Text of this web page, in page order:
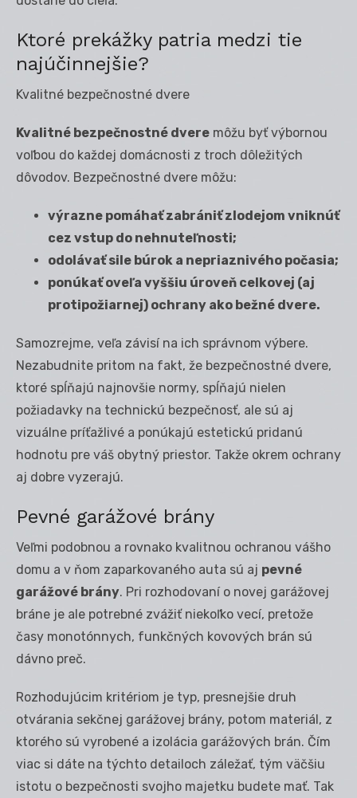
Ktoré prekážky patria medzi tie
najúčinnejšie?
Kvalitné bezpečnostné dvere
Kvalitné bezpečnostné dvere môžu byť výbornou
voľbou do každej domácnosti z troch dôležitých
dôvodov. Bezpečnostné dvere môžu:
výrazne pomáhať zabrániť zlodejom vniknúť
cez vstup do nehnuteľnosti;
odolávať sile búrok a nepriaznivého počasia;
ponúkať oveľa vyššiu úroveň celkovej (aj
protipožiarnej) ochrany ako bežné dvere.
Samozrejme, veľa závisí na ich správnom výbere.
Nezabudnite pritom na fakt, že bezpečnostné dvere,
ktoré spĺňajú najnovšie normy, spĺňajú nielen
požiadavky na technickú bezpečnosť, ale sú aj
vizuálne príťažlivé a ponúkajú estetickú pridanú
hodnotu pre váš obytný priestor. Takže okrem ochrany
aj dobre vyzerajú.
Pevné garážové brány
Veľmi podobnou a rovnako kvalitnou ochranou vášho
domu a v ňom zaparkovaného auta sú aj pevné
garážové brány. Pri rozhodovaní o novej garážovej
bráne je ale potrebné zvážiť niekoľko vecí, pretože
časy monotónnych, funkčných kovových brán sú
dávno preč.
Rozhodujúcim kritériom je typ, presnejšie druh
otvárania sekčnej garážovej brány, potom materiál, z
ktorého sú vyrobené a izolácia garážových brán. Čím
viac si dáte na týchto detailoch záležať, tým väčšiu
istotu o bezpečnosti svojho majetku budete mať. Tak